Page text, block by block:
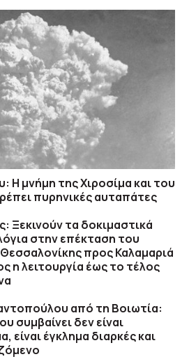
Η μνήμη της Χιροσίμα και του
πυρηνικές αυταπάτες
Ξεκινούν τα δοκιμαστικά
στην επέκταση του
προς Καλαμαριά
η λειτουργία έως το τέλος
από τη Βοιωτία:
συμβαίνει δεν είναι
είναι έγκλημα διαρκές και